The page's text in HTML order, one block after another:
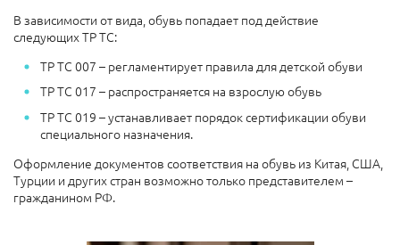
В зависимости от вида, обувь попадает под действие
следующих ТР ТС:
ТР ТС 007 – регламентирует правила для детской обуви
ТР ТС 017 – распространяется на взрослую обувь
ТР ТС 019 – устанавливает порядок сертификации обуви
специального назначения.
Оформление документов соответствия на обувь из Китая, США,
Турции и других стран возможно только представителем –
гражданином РФ.